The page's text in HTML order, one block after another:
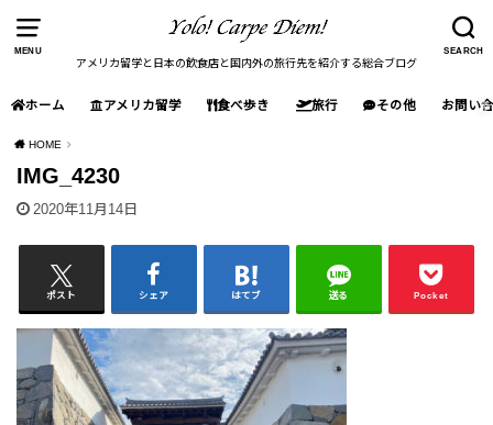
MENU SEARCH
アメリカ留学と日本の飲食店と国内外の旅行先を紹介する総合ブログ
ホーム アメリカ留学 食べ歩き 旅行 その他 お問い
HOME
IMG_4230
2020年11月14日
ポスト シェア はてブ 送る Pocket